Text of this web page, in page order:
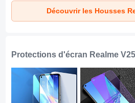
Rouge
Noir
Découvrir les Housses
Protections d'écran Realme